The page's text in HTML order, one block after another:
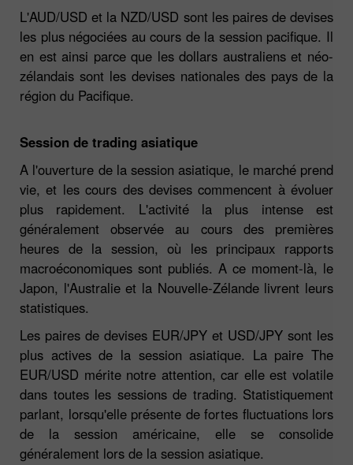
L'AUD/USD et la NZD/USD sont les paires de devises
les plus négociées au cours de la session pacifique. Il
en est ainsi parce que les dollars australiens et néo-
zélandais sont les devises nationales des pays de la
région du Pacifique.
Session de trading asiatique
A l'ouverture de la session asiatique, le marché prend
vie, et les cours des devises commencent à évoluer
plus rapidement. L'activité la plus intense est
généralement observée au cours des premières
heures de la session, où les principaux rapports
macroéconomiques sont publiés. A ce moment-là, le
Japon, l'Australie et la Nouvelle-Zélande livrent leurs
statistiques.
Les paires de devises EUR/JPY et USD/JPY sont les
plus actives de la session asiatique. La paire The
EUR/USD mérite notre attention, car elle est volatile
dans toutes les sessions de trading. Statistiquement
parlant, lorsqu'elle présente de fortes fluctuations lors
de la session américaine, elle se consolide
généralement lors de la session asiatique.